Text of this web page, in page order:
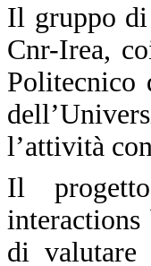
Il gruppo
Cnr-Irea,
Politecnico
l’attività
Il
di valutare